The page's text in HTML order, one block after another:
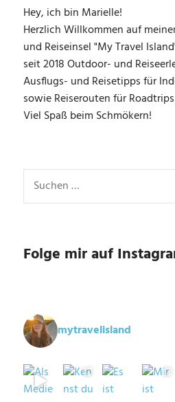
Hey, ich bin Marielle!
Herzlich Willkommen auf
und Reiseinsel "My Travel
seit 2018 Outdoor- und
Ausflugs- und Reisetipps für
sowie Reiserouten für
Viel Spaß beim Schmökern!
nach:
Folge mir auf
mytravelisland